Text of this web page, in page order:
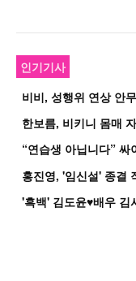
인기기사
한보름, 비키니 몸매